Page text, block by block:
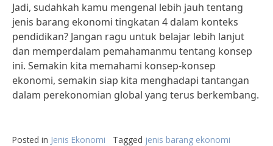
Jadi, sudahkah kamu mengenal lebih jauh tentang
jenis barang ekonomi tingkatan 4 dalam konteks
pendidikan? Jangan ragu untuk belajar lebih lanjut
dan memperdalam pemahamanmu tentang konsep
ini. Semakin kita memahami konsep-konsep
ekonomi, semakin siap kita menghadapi tantangan
dalam perekonomian global yang terus berkembang.
Posted in Jenis Ekonomi Tagged jenis barang ekonomi